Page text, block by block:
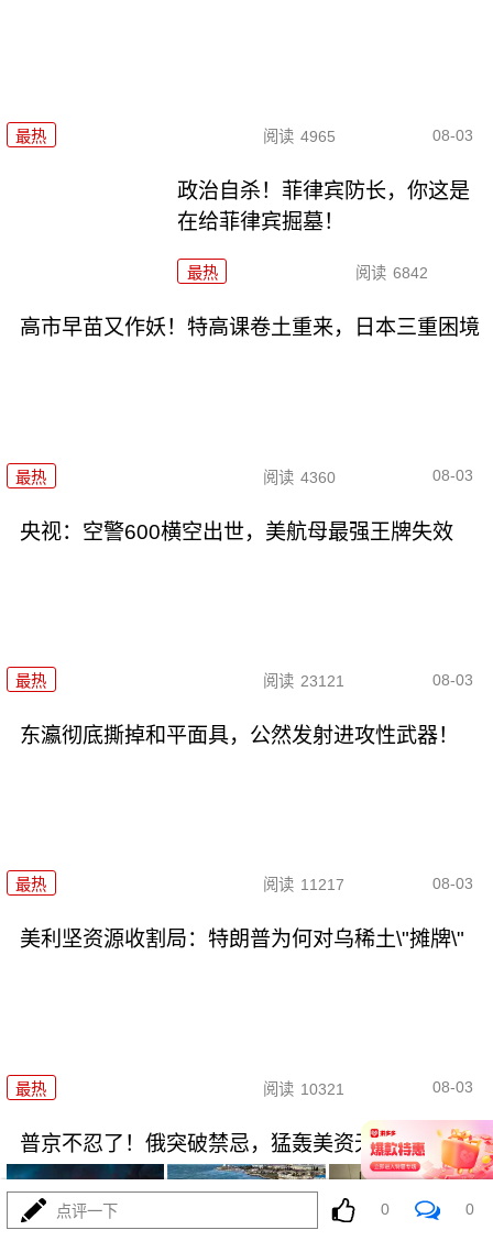
最热 阅读 4965 08-03
政治自杀！菲律宾防长，你这是
在给菲律宾掘墓！
最热 阅读 6842
高市早苗又作妖！特高课卷土重来，日本三重困境
最热 阅读 4360 08-03
央视：空警600横空出世，美航母最强王牌失效
最热 阅读 23121 08-03
东瀛彻底撕掉和平面具，公然发射进攻性武器！
最热 阅读 11217 08-03
美利坚资源收割局：特朗普为何对乌稀土\"摊牌\"
最热 阅读 10321 08-03
普京不忍了！俄突破禁忌，猛轰美资无人机工厂
点评一下 0 0